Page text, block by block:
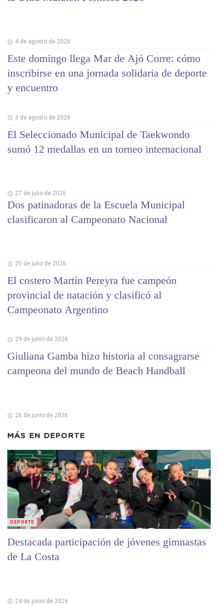
4 de agosto de 2026
Este domingo llega Mar de Ajó Corre: cómo
inscribirse en una jornada solidaria de deporte
y encuentro
3 de agosto de 2026
El Seleccionado Municipal de Taekwondo
sumó 12 medallas en un torneo internacional
27 de julio de 2026
Dos patinadoras de la Escuela Municipal
clasificaron al Campeonato Nacional
20 de julio de 2026
El costero Martín Pereyra fue campeón
provincial de natación y clasificó al
Campeonato Argentino
29 de junio de 2026
Giuliana Gamba hizo historia al consagrarse
campeona del mundo de Beach Handball
26 de junio de 2026
MÁS EN DEPORTE
Destacada participación de jóvenes gimnastas
de La Costa
24 de junio de 2026
DEPORTE